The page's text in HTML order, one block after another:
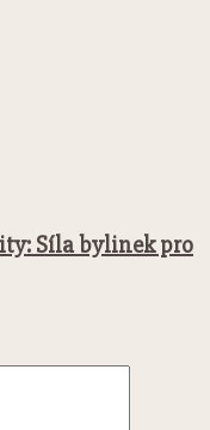
Síla bylinek pro